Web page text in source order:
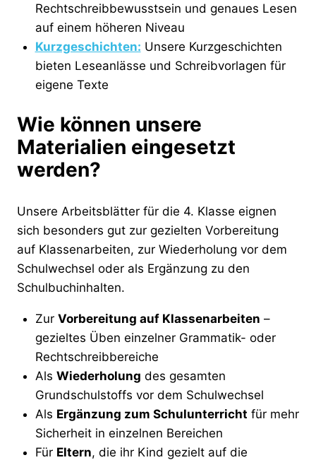
Rechtschreibbewusstsein und genaues Lesen
auf einem höheren Niveau
Kurzgeschichten: Unsere Kurzgeschichten
bieten Leseanlässe und Schreibvorlagen für
eigene Texte
Wie können unsere
Materialien eingesetzt
werden?
Unsere Arbeitsblätter für die 4. Klasse eignen
sich besonders gut zur gezielten Vorbereitung
auf Klassenarbeiten, zur Wiederholung vor dem
Schulwechsel oder als Ergänzung zu den
Schulbuchinhalten.
Zur Vorbereitung auf Klassenarbeiten –
gezieltes Üben einzelner Grammatik- oder
Rechtschreibbereiche
Als Wiederholung des gesamten
Grundschulstoffs vor dem Schulwechsel
Als Ergänzung zum Schulunterricht für mehr
Sicherheit in einzelnen Bereichen
Für Eltern, die ihr Kind gezielt auf die